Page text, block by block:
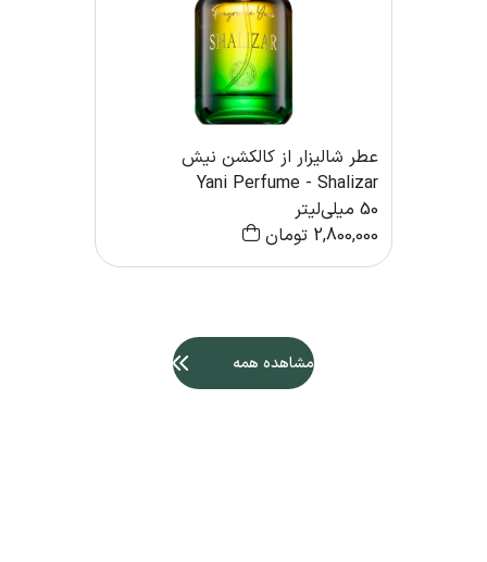
عطر شالیزار از کالکشن نیش
Yani Perfume - Shalizar
50 میلی‌لیتر
2,800,000 تومان
مشاهده همه